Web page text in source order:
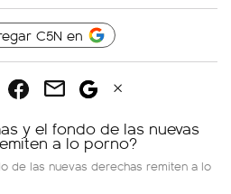
C5N en
de las nuevas derechas remiten a lo